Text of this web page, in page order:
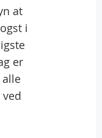
at
i
er